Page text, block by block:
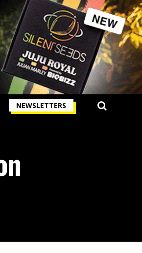
NEWSLETTERS